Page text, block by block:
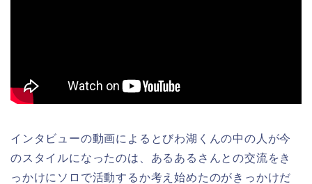
インタビューの動画によるとびわ湖くんの中の人が今
のスタイルになったのは、あるあるさんとの交流をき
っかけにソロで活動するか考え始めたのがきっかけだ